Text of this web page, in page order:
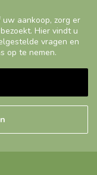
aankoop, zorg er
Hier vindt u
vragen en
op te nemen.